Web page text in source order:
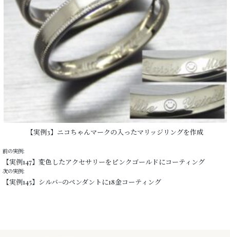
【実例3】ニコちゃんマークの入ったマリッジリングを作成
前の実例:
【実例147】変色したアクセサリーをピンクゴールドにコーティング
次の実例:
【実例145】シルバ−のペンダントに18金コーティング